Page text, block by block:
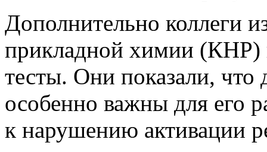
Дополнительно коллеги
прикладной химии (КНР)
тесты. Они показали, что
особенно важны для его
к нарушению активации